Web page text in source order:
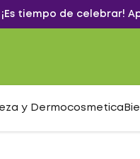
¡Es tiempo de celebrar!
y Dermocosmetica